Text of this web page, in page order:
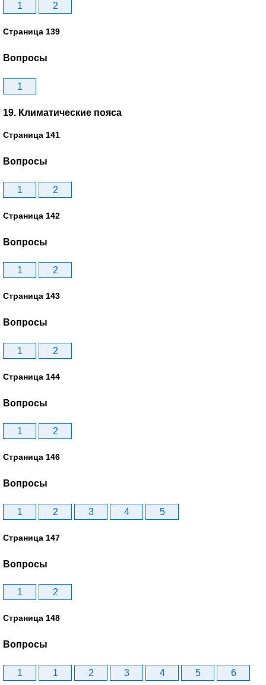
1 2
Страница 139
Вопросы
1
19. Климатические пояса
Страница 141
Вопросы
1 2
Страница 142
Вопросы
1 2
Страница 143
Вопросы
1 2
Страница 144
Вопросы
1 2
Страница 146
Вопросы
1 2 3 4 5
Страница 147
Вопросы
1 2
Страница 148
Вопросы
1 1 2 3 4 5 6